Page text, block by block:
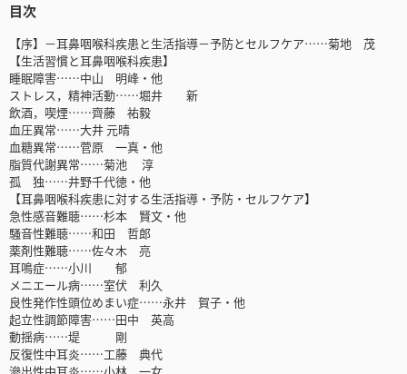
目次
【序】－耳鼻咽喉科疾患と生活指導－予防とセルフケア……菊地 茂
【生活習慣と耳鼻咽喉科疾患】
睡眠障害……中山 明峰・他
ストレス，精神活動……堀井 新
飲酒，喫煙……齊藤 祐毅
血圧異常……大井 元晴
血糖異常……菅原 一真・他
脂質代謝異常……菊池 淳
孤 独……井野千代徳・他
【耳鼻咽喉科疾患に対する生活指導・予防・セルフケア】
急性感音難聴……杉本 賢文・他
騒音性難聴……和田 哲郎
薬剤性難聴……佐々木 亮
耳鳴症……小川 郁
メニエール病……室伏 利久
良性発作性頭位めまい症……永井 賀子・他
起立性調節障害……田中 英高
動揺病……堤 剛
反復性中耳炎……工藤 典代